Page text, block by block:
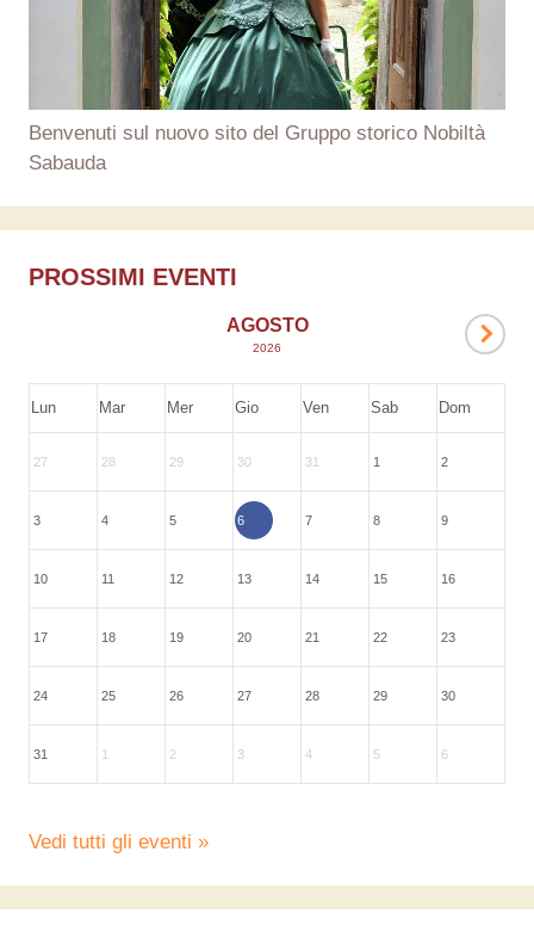
Benvenuti sul nuovo sito del Gruppo storico Nobiltà
Sabauda
PROSSIMI EVENTI
AGOSTO
2026
Lun Mar Mer Gio Ven Sab Dom
27 28 29 30 31 1 2
3 4 5 6 7 8 9
10 11 12 13 14 15 16
17 18 19 20 21 22 23
24 25 26 27 28 29 30
31 1 2 3 4 5 6
Vedi tutti gli eventi »